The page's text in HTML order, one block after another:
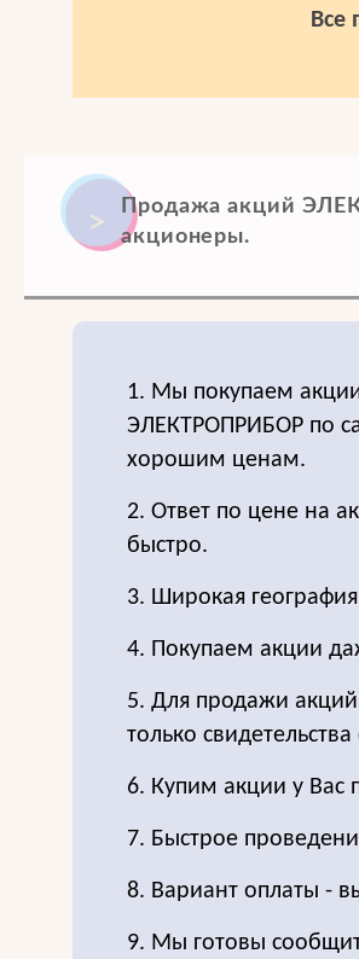
Все
Продажа акций
акционеры.
1. Мы покупаем
ЭЛЕКТРОПРИБОР по
хорошим ценам.
2. Ответ по цене на
быстро.
3. Широкая
4. Покупаем акции
5. Для продажи акций
только
6. Купим акции у Вас
7. Быстрое
8. Вариант оплаты -
9. Мы готовы